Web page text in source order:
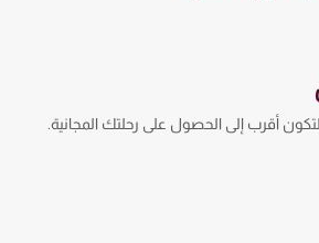
أقرب إلى الحصول على رحلتك المجانية.